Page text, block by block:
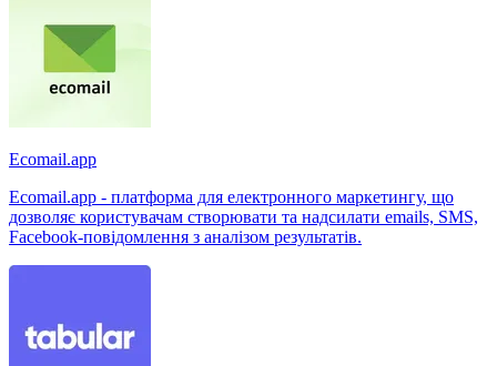
Ecomail.app
Ecomail.app - платформа для електронного маркетингу, що
дозволяє користувачам створювати та надсилати emails, SMS,
Facebook-повідомлення з аналізом результатів.